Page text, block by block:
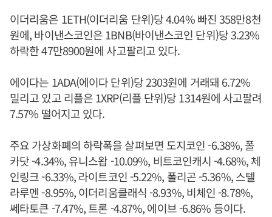
이더리움은 1ETH(이더리움 단위)당 4.04% 빠진 358만8천
원에, 바이낸스코인은 1BNB(바이낸스코인 단위)당 3.23%
하락한 47만8900원에 사고팔리고 있다.
에이다는 1ADA(에이다 단위)당 2303원에 거래돼 6.72%
밀리고 있고 리플은 1XRP(리플 단위)당 1314원에 사고팔려
7.57% 떨어지고 있다.
주요 가상화폐의 하락폭을 살펴보면 도지코인 -6.38%, 폴
카닷 -4.34%, 유니스왑 -10.09%, 비트코인캐시 -4.68%, 체
인링크 -6.33%, 라이트코인 -5.22%, 폴리곤 -5.36%, 스텔
라루멘 -8.95%, 이더리움클래식 -8.93%, 비체인 -8.78%,
쎄타토큰 -7.47%, 트론 -4.87%, 에이브 -6.86% 등이다.